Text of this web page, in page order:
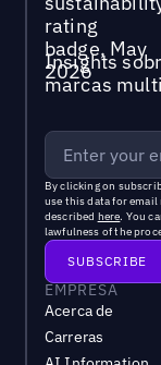
Insights
marcas
By clicking on
use this data for
described here. You
lawfulness of the
EMPRESA
Acerca de
Carreras